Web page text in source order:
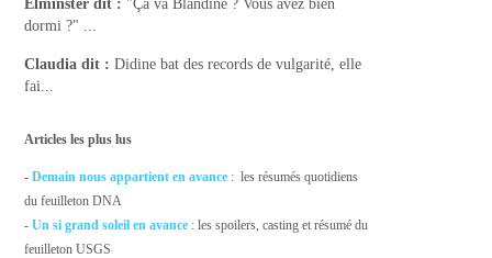
Elminster dit : "Ça va Blandine ? Vous avez bien
dormi ?" ...
Claudia dit : Didine bat des records de vulgarité, elle
fai...
Articles les plus lus
-Demain nous appartient en avance : les résumés quotidiens
du feuilleton DNA
-Un si grand soleil en avance : les spoilers, casting et résumé du
feuilleton USGS